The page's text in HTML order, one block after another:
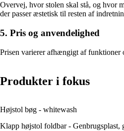
Overvej, hvor stolen skal stå, og hvor
der passer æstetisk til resten af
5. Pris og anvendelighed
Prisen varierer afhængigt af funktioner
Produkter i fokus
Højstol bøg - whitewash
Klapp højstol foldbar - Genbrugsplast,